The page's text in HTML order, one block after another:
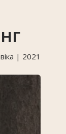
| 2021